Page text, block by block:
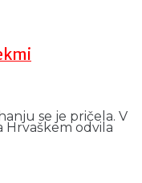
se je pričela. V
Hrvaškem odvila